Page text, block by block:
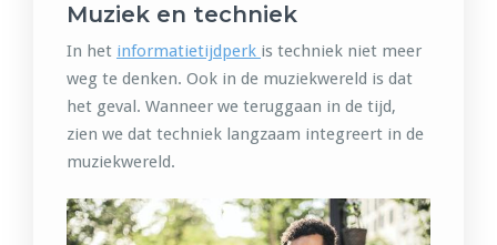
Muziek en techniek
In het informatietijdperk is techniek niet meer
weg te denken. Ook in de muziekwereld is dat
het geval. Wanneer we teruggaan in de tijd,
zien we dat techniek langzaam integreert in de
muziekwereld.